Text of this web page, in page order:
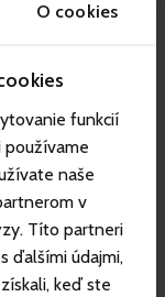
O cookies
funkcií
používame
naše
v
Títo partneri
ďalšími údajmi,
keď ste
the water
the offer